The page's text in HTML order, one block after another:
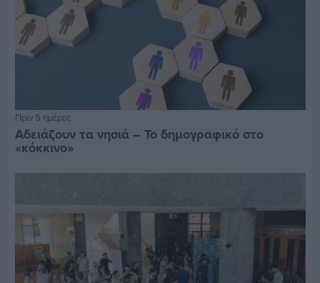
Πριν 5 ημέρες
Αδειάζουν τα νησιά – Το δημογραφικό στο
«κόκκινο»